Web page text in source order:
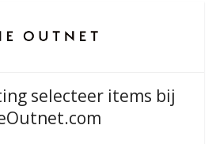
selecteer items bij